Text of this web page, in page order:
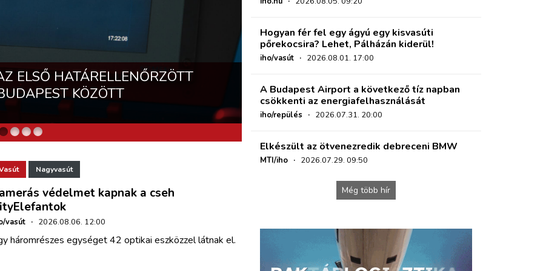
ELSŐ HATÁRELLENŐRZÖTT
KÖZÖTT
NYITOTT TETEJŰ
ÚJRAINDULHAT A FORGALOM
A350-1000 ULR HOSSZÚ
EGY B777F LESZÁLLÁS
AUSZTRÁLIÁBA
Nagyvasút
védelmet kapnak a cseh
vasút · 2026.08.06. 12:00
háromrészes egységet 42 optikai eszközzel látnak el.
Hogyan fér fel egy ágyú egy kisvasúti
pőrekocsira? Lehet, Pálházán kiderül!
iho/vasút · 2026.08.01. 17:00
A Budapest Airport a következő tíz napban
csökkenti az energiafelhasználását
iho/repülés · 2026.07.31. 20:00
Elkészült az ötvenezredik debreceni BMW
MTI/iho · 2026.07.29. 09:50
Még több hír